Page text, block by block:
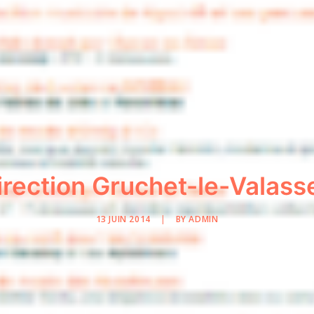
Gruchet-le-
13 JUIN 2014 | BYADMIN